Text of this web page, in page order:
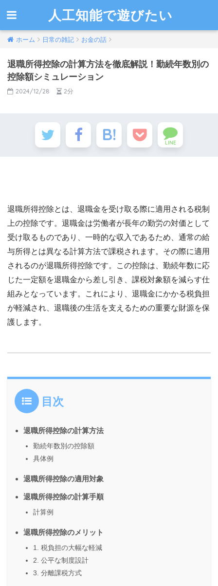
人工知能で遊びたい
ホーム 日常の雑記 お金の話
退職所得控除の計算方法を徹底解説！勤続年数別の
控除額シミュレーション
2024/12/28 2分
LINE
退職所得控除とは、退職金を受け取る際に適用される税制
上の控除です。退職金は労働者が長年の勤労の対価として
受け取るものであり、一時的な収入であるため、通常の給
与所得とは異なる計算方法で課税されます。その際に適用
されるのが退職所得控除です。この控除は、勤続年数に応
じた一定額を退職金から差し引き、課税対象額を減らす仕
組みとなっています。これにより、退職金にかかる税負担
が軽減され、退職後の生活を支えるための重要な財源を保
護します。
目次
退職所得控除の計算方法
勤続年数別の控除額
具体例
退職所得控除の適用対象
退職所得控除の計算手順
計算例
退職所得控除のメリット
1. 税負担の大幅な軽減
2. 公平な制度設計
3. 分離課税方式